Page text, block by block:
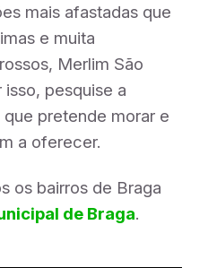
mais afastadas que
e muita
Merlim São
isso, pesquise a
pretende morar e
a oferecer.
os bairros de Braga
de Braga.